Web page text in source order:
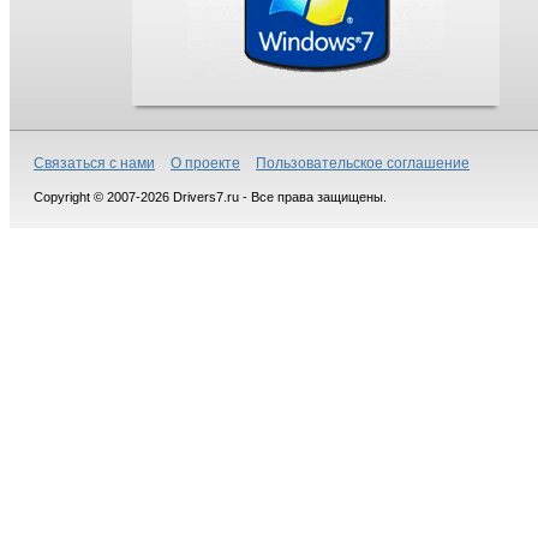
Связаться с нами О проекте Пользовательское соглашение
Copyright © 2007-2026 Drivers7.ru - Все права защищены.